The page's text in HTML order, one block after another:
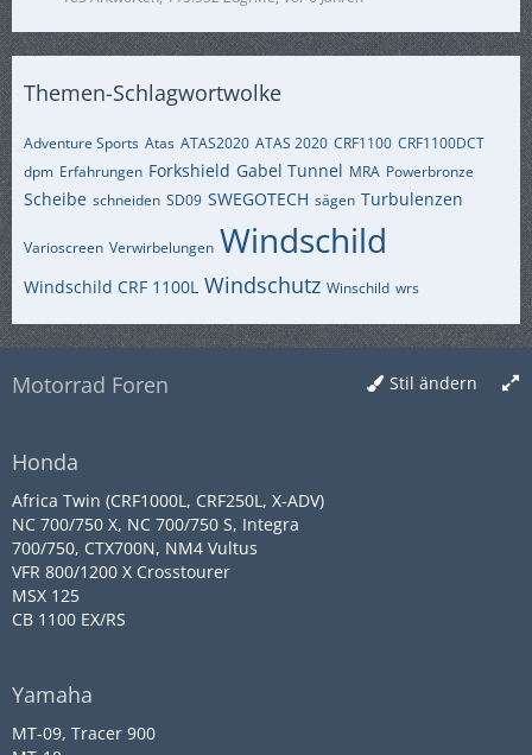
Themen-Schlagwortwolke
Adventure Sports Atas ATAS2020 ATAS 2020 CRF1100 CRF1100DCT
dpm Erfahrungen Forkshield Gabel Tunnel MRA Powerbronze
Scheibe schneiden SD09 SWEGOTECH sägen Turbulenzen
Varioscreen Verwirbelungen Windschild
Windschild CRF 1100L Windschutz Winschild wrs
Stil ändern
Motorrad Foren
Honda
Africa Twin (CRF1000L, CRF250L, X-ADV)
NC 700/750 X, NC 700/750 S, Integra
700/750, CTX700N, NM4 Vultus
VFR 800/1200 X Crosstourer
MSX 125
CB 1100 EX/RS
Yamaha
MT-09, Tracer 900